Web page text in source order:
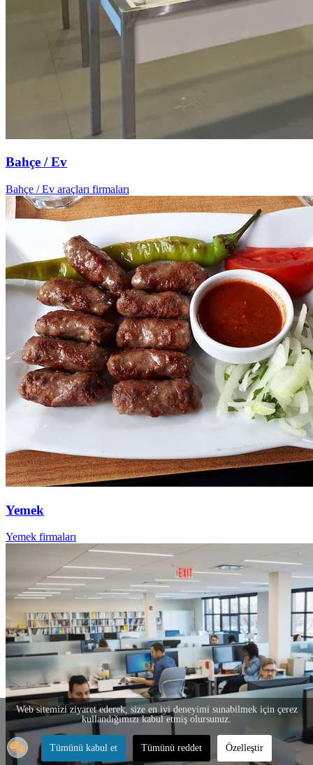
Bahçe / Ev
Bahçe / Ev araçları firmaları
Yemek
Yemek firmaları
Web sitemizi ziyaret ederek, size en iyi deneyimi sunabilmek için çerez
kullandığımızı kabul etmiş olursunuz.
Tümünü kabul et Tümünü reddet Özelleştir